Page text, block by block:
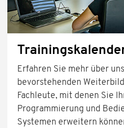
Erfahren Sie mehr über
bevorstehenden
Fachleute, mit denen Sie
Programmierung und
Systemen erweitern